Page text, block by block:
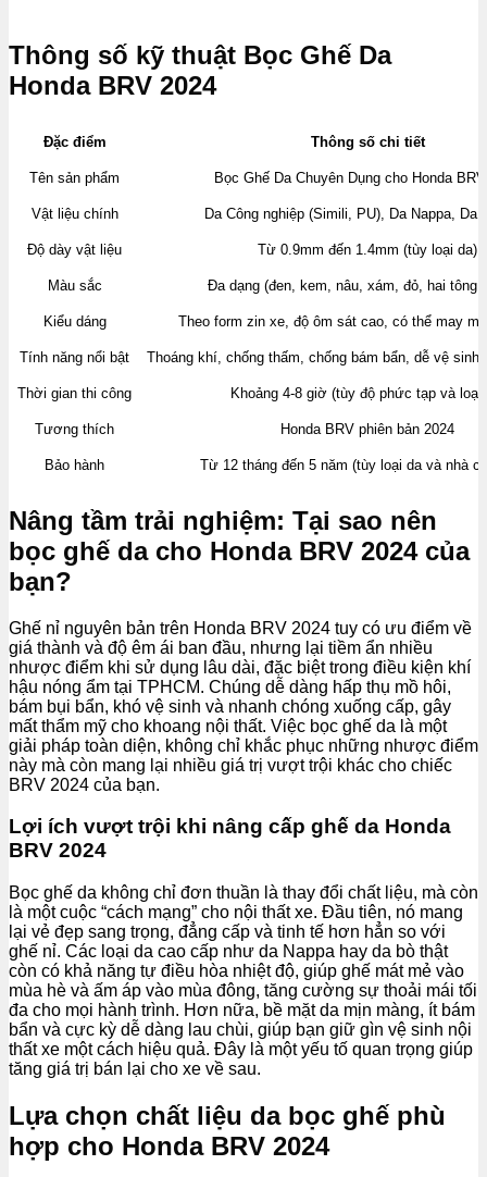
Thông số kỹ thuật Bọc Ghế Da
Honda BRV 2024
Đặc điểm Thông số chi tiết
Tên sản phẩm Bọc Ghế Da Chuyên Dụng cho Honda
Vật liệu chính Da Công nghiệp (Simili, PU), Da Nappa, Da
Độ dày vật liệu Từ 0.9mm đến 1.4mm (tùy loại da)
Màu sắc Đa dạng (đen, kem, nâu, xám, đỏ, hai tông
Kiểu dáng Theo form zin xe, độ ôm sát cao, có thể may
Tính năng nổi bật Thoáng khí, chống thấm, chống bám bẩn, dễ vệ
Thời gian thi công Khoảng 4-8 giờ (tùy độ phức tạp và loại
Tương thích Honda BRV phiên bản 2024
Bảo hành Từ 12 tháng đến 5 năm (tùy loại da và nhà
Nâng tầm trải nghiệm: Tại sao nên
bọc ghế da cho Honda BRV 2024 của
bạn?
Ghế nỉ nguyên bản trên Honda BRV 2024 tuy có ưu điểm về
giá thành và độ êm ái ban đầu, nhưng lại tiềm ẩn nhiều
nhược điểm khi sử dụng lâu dài, đặc biệt trong điều kiện khí
hậu nóng ẩm tại TPHCM. Chúng dễ dàng hấp thụ mồ hôi,
bám bụi bẩn, khó vệ sinh và nhanh chóng xuống cấp, gây
mất thẩm mỹ cho khoang nội thất. Việc bọc ghế da là một
giải pháp toàn diện, không chỉ khắc phục những nhược điểm
này mà còn mang lại nhiều giá trị vượt trội khác cho chiếc
BRV 2024 của bạn.
Lợi ích vượt trội khi nâng cấp ghế da Honda
BRV 2024
Bọc ghế da không chỉ đơn thuần là thay đổi chất liệu, mà còn
là một cuộc “cách mạng” cho nội thất xe. Đầu tiên, nó mang
lại vẻ đẹp sang trọng, đẳng cấp và tinh tế hơn hẳn so với
ghế nỉ. Các loại da cao cấp như da Nappa hay da bò thật
còn có khả năng tự điều hòa nhiệt độ, giúp ghế mát mẻ vào
mùa hè và ấm áp vào mùa đông, tăng cường sự thoải mái tối
đa cho mọi hành trình. Hơn nữa, bề mặt da mịn màng, ít bám
bẩn và cực kỳ dễ dàng lau chùi, giúp bạn giữ gìn vệ sinh nội
thất xe một cách hiệu quả. Đây là một yếu tố quan trọng giúp
tăng giá trị bán lại cho xe về sau.
Lựa chọn chất liệu da bọc ghế phù
hợp cho Honda BRV 2024